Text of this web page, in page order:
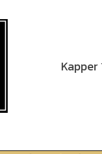
Kapper